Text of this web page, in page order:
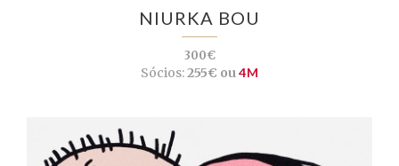
NIURKA BOU
300€
Sócios:255€ ou4M